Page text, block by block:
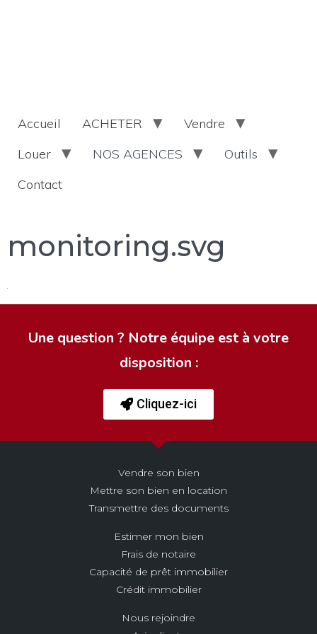
Accueil ACHETER
Vendre
Louer
NOS AGENCES
Outils
Contact
monitoring.svg
Une question ? Notre équipe est à votre
disposition :
Cliquez-ici
Vendre son bien
Mettre son bien en location
Transmettre des documents
Estimer mon bien
Frais de notaire
Capacité de prêt immobilier
Crédit immobilier
Nous rejoindre